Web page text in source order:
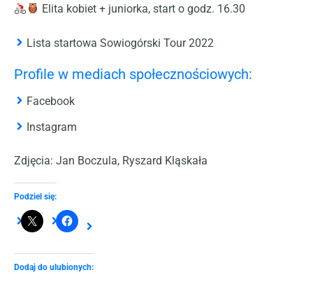
Elita kobiet + juniorka, start o godz. 16.30
Lista startowa Sowiogórski Tour 2022
Profile w mediach społecznościowych:
Facebook
Instagram
Zdjęcia: Jan Boczula, Ryszard Kląskała
Podziel się:
Dodaj do ulubionych: